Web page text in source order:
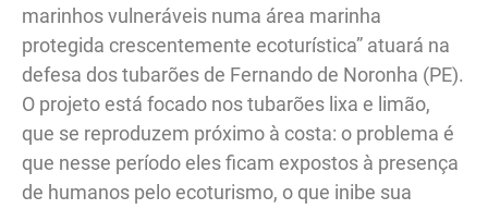
marinhos vulneráveis numa área marinha
protegida crescentemente ecoturística” atuará na
defesa dos tubarões de Fernando de Noronha (PE).
O projeto está focado nos tubarões lixa e limão,
que se reproduzem próximo à costa: o problema é
que nesse período eles ficam expostos à presença
de humanos pelo ecoturismo, o que inibe sua